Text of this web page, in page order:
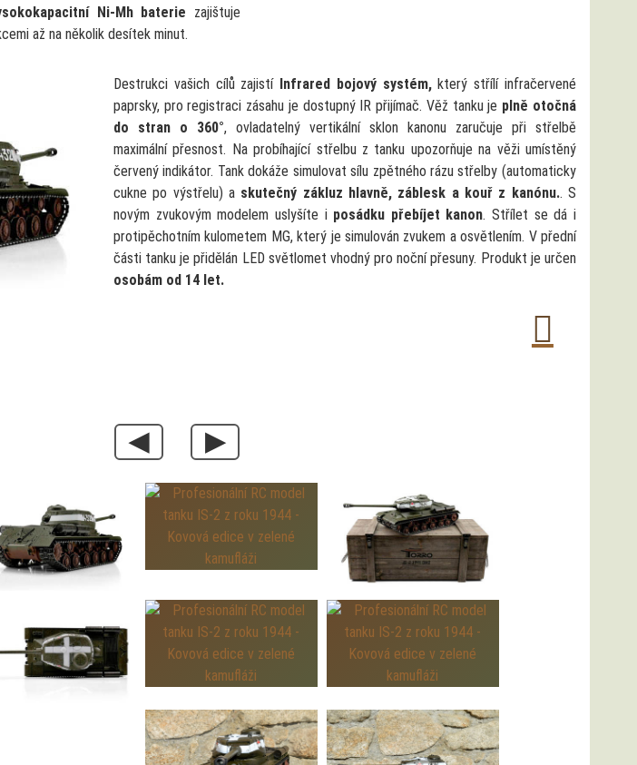
Ni-Mh baterie zajištuje
až na několik desítek minut.
Destrukci vašich cílů zajistí Infrared bojový systém,který střílí infračervené
paprsky, pro registraci zásahu je dostupný IR přijímač. Věž tanku je plně otočná
do stran o 360°, ovladatelný vertikální sklon kanonu zaručuje při střelbě
maximální přesnost. Na probíhající střelbu z tanku upozorňuje na věži umístěný
červený indikátor. Tank dokáže simulovat sílu zpětného rázu střelby (automaticky
cukne po výstřelu) a skutečný zákluz hlavně, záblesk a kouř z kanónu.. S
novým zvukovým modelem uslyšíte i posádku přebíjet kanon. Střílet se dá i
protipěchotním kulometem MG, který je simulován zvukem a osvětlením. V přední
části tanku je přidělán LED světlomet vhodný pro noční přesuny. Produkt je určen
osobám od 14 let.
◀ ▶